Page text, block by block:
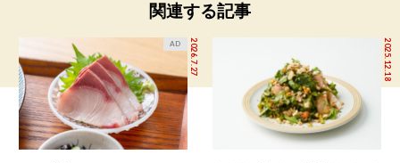
関連する記事
2026.7.27
AD 2025.12.18